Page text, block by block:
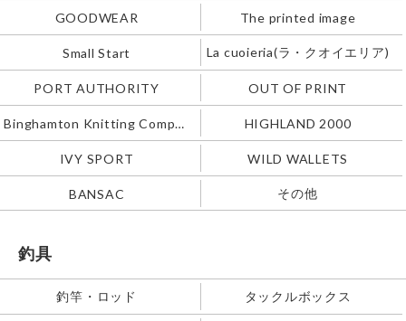
GOODWEAR The printed image
Small Start La cuoieria(ラ・クオイエリア)
PORT AUTHORITY OUT OF PRINT
HIGHLAND 2000
IVY SPORT WILD WALLETS
BANSAC その他
釣具
釣竿・ロッド タックルボックス